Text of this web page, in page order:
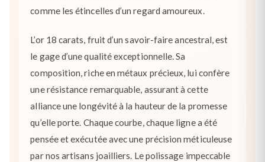
comme les étincelles d’un regard amoureux.
L’or 18 carats, fruit d’un savoir-faire ancestral, est
le gage d’une qualité exceptionnelle. Sa
composition, riche en métaux précieux, lui confère
une résistance remarquable, assurant à cette
alliance une longévité à la hauteur de la promesse
qu’elle porte. Chaque courbe, chaque ligne a été
pensée et exécutée avec une précision méticuleuse
par nos artisans joailliers. Le polissage impeccable